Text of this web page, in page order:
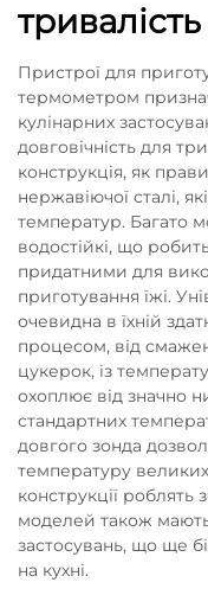
тривалість
Пристрої для
термометром
кулінарних
довговічність для
конструкція, як
нержавіючої сталі,
температур. Багато
водостійкі, що
придатними для
приготування їжі.
очевидна в їхній
процесом, від
цукерок, із
охоплює від значно
стандартних
довгого зонда
температуру великих
конструкції роблять
моделей також мають
застосувань, що ще
на кухні.